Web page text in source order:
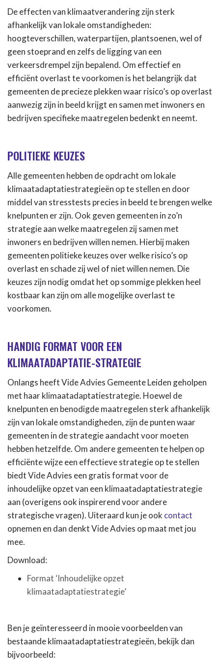
De effecten van klimaatverandering zijn sterk
afhankelijk van lokale omstandigheden:
hoogteverschillen, waterpartijen, plantsoenen, wel of
geen stoeprand en zelfs de ligging van een
verkeersdrempel zijn bepalend. Om effectief en
efficiënt overlast te voorkomen is het belangrijk dat
gemeenten de precieze plekken waar risico’s op overlast
aanwezig zijn in beeld krijgt en samen met inwoners en
bedrijven specifieke maatregelen bedenkt en neemt.
POLITIEKE KEUZES
Alle gemeenten hebben de opdracht om lokale
klimaatadaptatiestrategieën op te stellen en door
middel van stresstests precies in beeld te brengen welke
knelpunten er zijn. Ook geven gemeenten in zo’n
strategie aan welke maatregelen zij samen met
inwoners en bedrijven willen nemen. Hierbij maken
gemeenten politieke keuzes over welke risico’s op
overlast en schade zij wel of niet willen nemen. Die
keuzes zijn nodig omdat het op sommige plekken heel
kostbaar kan zijn om alle mogelijke overlast te
voorkomen.
HANDIG FORMAT VOOR EEN
KLIMAATADAPTATIE-STRATEGIE
Onlangs heeft Vide Advies Gemeente Leiden geholpen
met haar klimaatadaptatiestrategie. Hoewel de
knelpunten en benodigde maatregelen sterk afhankelijk
zijn van lokale omstandigheden, zijn de punten waar
gemeenten in de strategie aandacht voor moeten
hebben hetzelfde. Om andere gemeenten te helpen op
efficiënte wijze een effectieve strategie op te stellen
biedt Vide Advies een gratis format voor de
inhoudelijke opzet van een klimaatadaptatiestrategie
aan (overigens ook inspirerend voor andere
strategische vragen). Uiteraard kun je ook contact
opnemen en dan denkt Vide Advies op maat met jou
mee.
Download:
Format ‘Inhoudelijke opzet
klimaatadaptatiestrategie’
Ben je geïnteresseerd in mooie voorbeelden van
bestaande klimaatadaptatiestrategieën, bekijk dan
bijvoorbeeld: